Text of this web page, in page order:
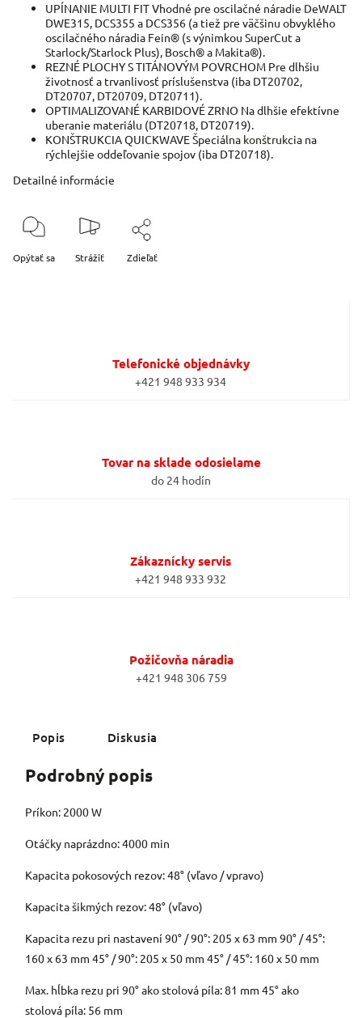
UPÍNANIE MULTI FIT Vhodné pre oscilačné náradie DeWALT
DWE315, DCS355 a DCS356 (a tiež pre väčšinu obvyklého
oscilačného náradia Fein® (s výnimkou SuperCut a
Starlock/Starlock Plus), Bosch® a Makita®).
REZNÉ PLOCHY S TITÁNOVÝM POVRCHOM Pre dlhšiu
životnosť a trvanlivosť príslušenstva (iba DT20702,
DT20707, DT20709, DT20711).
OPTIMALIZOVANÉ KARBIDOVÉ ZRNO Na dlhšie efektívne
uberanie materiálu (DT20718, DT20719).
KONŠTRUKCIA QUICKWAVE Špeciálna konštrukcia na
rýchlejšie oddeľovanie spojov (iba DT20718).
Detailné informácie
Opýtať sa Strážiť Zdieľať
Telefonické objednávky
+421 948 933 934
Tovar na sklade odosielame
do 24 hodín
Zákaznícky servis
+421 948 933 932
Požičovňa náradia
+421 948 306 759
Popis Diskusia
Podrobný popis
Príkon: 2000 W
Otáčky naprázdno: 4000 min
Kapacita pokosových rezov: 48° (vľavo / vpravo)
Kapacita šikmých rezov: 48° (vľavo)
Kapacita rezu pri nastavení 90° / 90°: 205 x 63 mm 90° / 45°:
160 x 63 mm 45° / 90°: 205 x 50 mm 45° / 45°: 160 x 50 mm
Max. hĺbka rezu pri 90° ako stolová píla: 81 mm 45° ako
stolová píla: 56 mm